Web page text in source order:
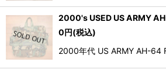
2000's USED US ARMY
0円(税込)
2000年代 US ARMY AH-64